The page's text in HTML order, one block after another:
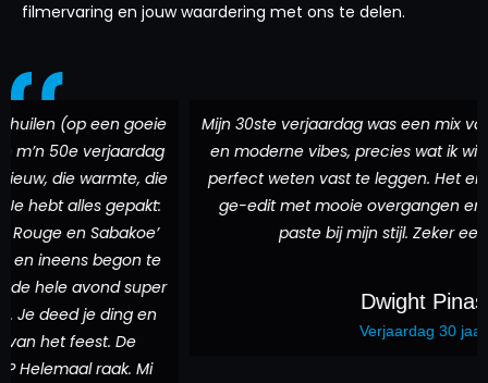
filmervaring en jouw waardering met ons te delen.
(op een goeie
verjaardag
warmte, die
alles gepakt:
en Sabakoe’
begon te
avond super
je ding en
feest. De
raak. Mi
Mijn 30ste verjaardag was een mix van
en moderne vibes, precies wat ik wilde.
perfect weten vast te leggen. Het
ge-edit met mooie overgangen en
paste bij mijn stijl. Zeker een
Dwight Pinas
Verjaardag 30 jaar